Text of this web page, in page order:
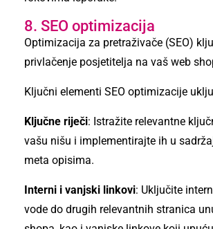
8. SEO optimizacija
Optimizacija za pretraživače (SEO)
privlačenje posjetitelja na vaš web
Ključni elementi SEO optimizacije
Ključne riječi: Istražite relevantne
vašu nišu i implementirajte ih u
meta opisima.
Interni i vanjski linkovi: Uključite
vode do drugih relevantnih stranica